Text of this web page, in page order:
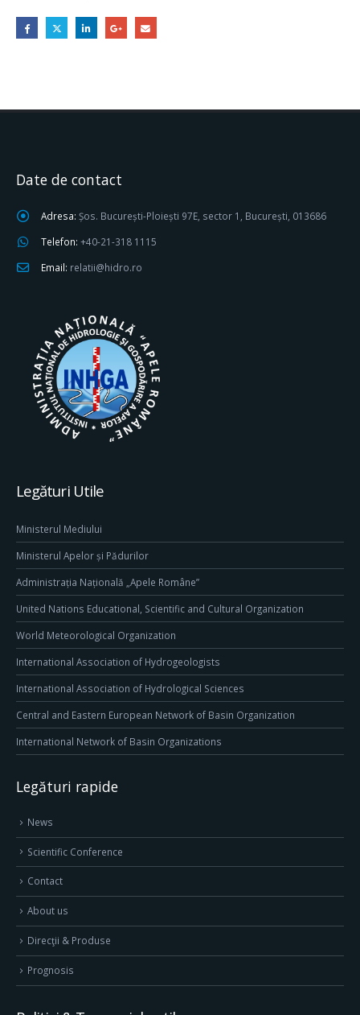
Date de contact
Adresa: Șos. București-Ploiești 97E, sector 1, București, 013686
Telefon: +40-21-318 1115
Email: relatii@hidro.ro
Legături Utile
Ministerul Mediului
Ministerul Apelor și Pădurilor
Administrația Națională „Apele Române”
United Nations Educational, Scientific and Cultural Organization
World Meteorological Organization
International Association of Hydrogeologists
International Association of Hydrological Sciences
Central and Eastern European Network of Basin Organization
International Network of Basin Organizations
Legături rapide
News
Scientific Conference
Contact
About us
Direcţii & Produse
Prognosis